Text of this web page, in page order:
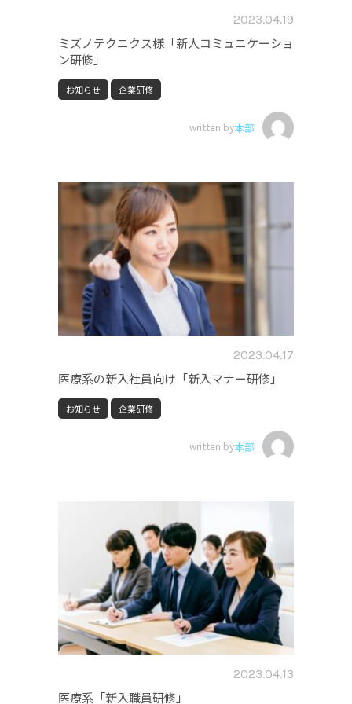
2023.04.19
ミズノテクニクス様「新人コミュニケーショ
ン研修」
お知らせ 企業研修
written by本部
2023.04.17
医療系の新入社員向け「新入マナー研修」
お知らせ 企業研修
written by本部
2023.04.13
医療系「新入職員研修」